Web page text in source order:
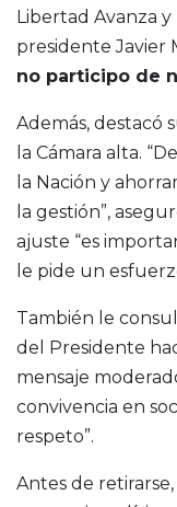
Libertad Avanza y
presidenteJavier
no participo de
Además, destacó
la Cámara alta.
la Nación y
la gestión”,
ajuste “es
le pide un
También le
del Presidente
mensaje
convivencia en
respeto”.
Antes de